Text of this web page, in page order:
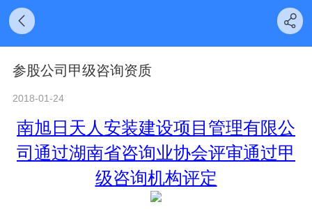
参股公司甲级咨询资质
2018-01-24
南旭日天人安装建设项目管理有限公
司通过湖南省咨询业协会评审通过甲
级咨询机构评定